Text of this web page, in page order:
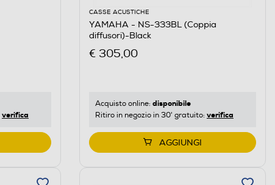
verifica
CASSE ACUSTICHE
YAMAHA - NS-333BL (Coppia
diffusori)-Black
€ 305,00
Acquisto online: disponibile
Ritiro in negozio in 30' gratuito: verifica
AGGIUNGI